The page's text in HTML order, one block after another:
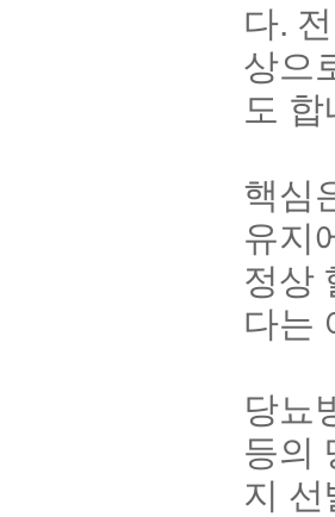
다.
상으
도 합
핵심
유지
정상
다는
당뇨
등의
지 선